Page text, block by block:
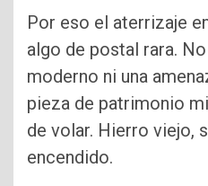
Por eso el aterrizaje
algo de postal rara.
moderno ni una
pieza de patrimonio
de volar. Hierro viejo,
encendido.